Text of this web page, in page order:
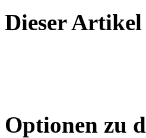
Dieser Artikel
Optionen zu